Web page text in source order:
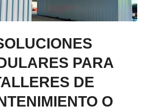
PARA
DE
O